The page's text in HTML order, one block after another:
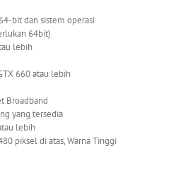
bit dan sistem operasi
64bit)
lebih
660 atau lebih
Broadband
yang tersedia
lebih
piksel di atas, Warna Tinggi